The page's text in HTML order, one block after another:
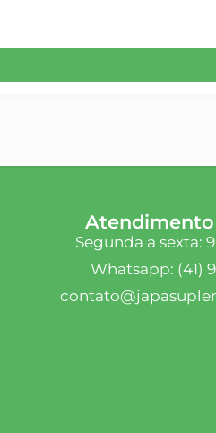
Segunda a sexta:
Whatsapp: (41)